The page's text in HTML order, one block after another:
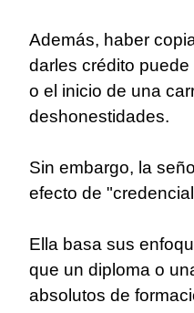
Además, haber
darles crédito puede
o el inicio de una
deshonestidades.
Sin embargo, la
efecto de
Ella basa sus
que un diploma o
absolutos de